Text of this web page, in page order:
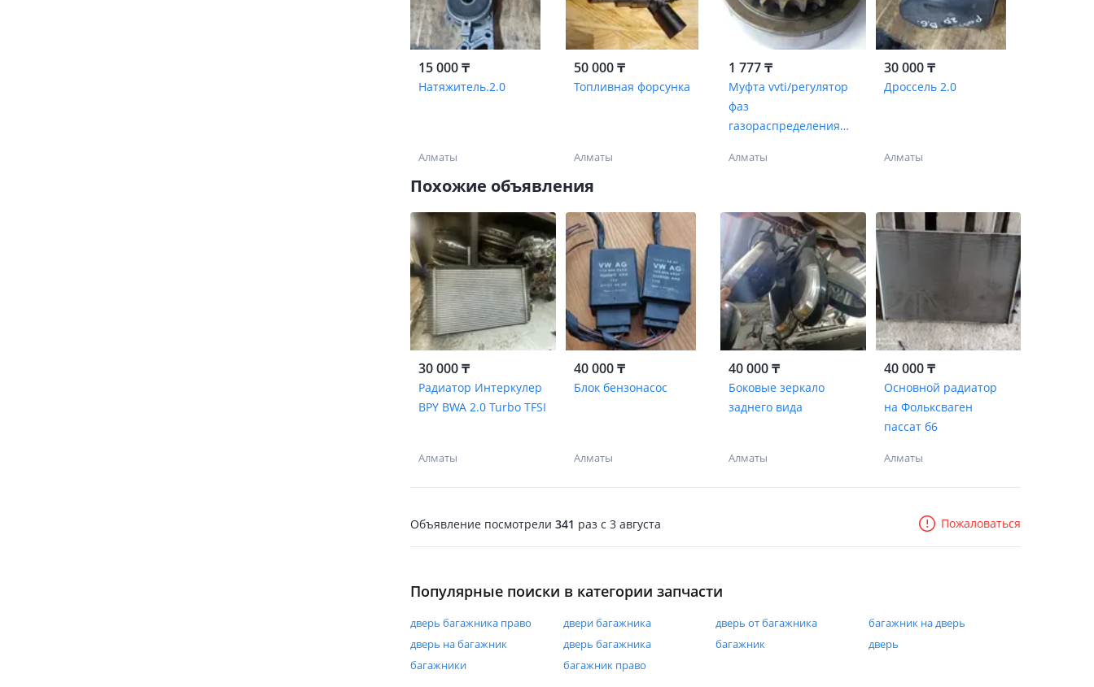
15 000 ₸
Натяжитель.2.0
Алматы
50 000 ₸
Топливная форсунка
Алматы
1 777 ₸
Муфта vvti/регулятор
фаз
газораспределения
2.0
Алматы
30 000 ₸
Дроссель 2.0
Алматы
Похожие объявления
30 000 ₸
Радиатор Интеркулер
BPY BWA 2.0 Turbo TFSI
Алматы
40 000 ₸
Блок бензонасос
Алматы
40 000 ₸
Боковые зеркало
заднего вида
Алматы
40 000 ₸
Основной радиатор
на Фольксваген
пассат б6
Алматы
Объявление посмотрели 341 раз c 3 августа Пожаловаться
Популярные поиски в категории запчасти
дверь багажника право двери багажника дверь от багажника
багажник на дверь
дверь на багажник
дверь багажника багажник
дверь
багажники
багажник право